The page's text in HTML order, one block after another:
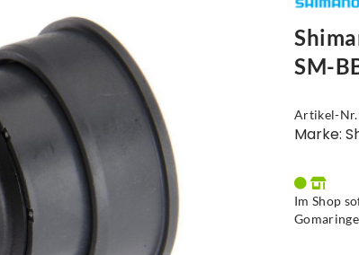
SM-
Artikel-
Marke:
Im Shop